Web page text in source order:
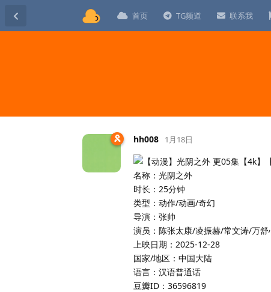
首页 TG频道 联系我
hh008 1月18日
名称：光阴之外
时长：25分钟
类型：动作/动画/奇幻
导演：张帅
演员：陈张太康/凌振赫/常文涛/万
上映日期：2025-12-28
国家/地区：中国大陆
语言：汉语普通话
豆瓣ID：36596819